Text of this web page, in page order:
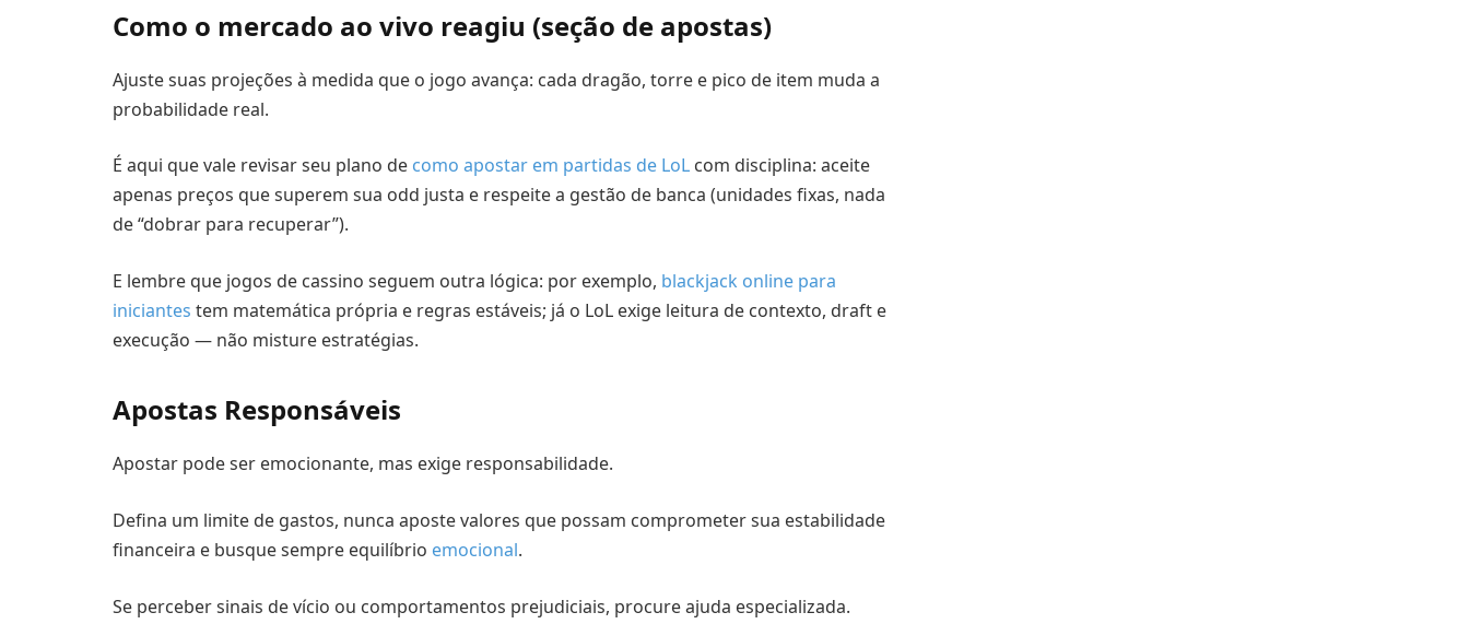
Como o mercado ao vivo reagiu (seção de apostas)
Ajuste suas projeções à medida que o jogo avança: cada dragão, torre e pico de item muda a
probabilidade real.
É aqui que vale revisar seu plano de como apostar em partidas de LoL com disciplina: aceite
apenas preços que superem sua odd justa e respeite a gestão de banca (unidades fixas, nada
de “dobrar para recuperar”).
E lembre que jogos de cassino seguem outra lógica: por exemplo, blackjack online para
iniciantes tem matemática própria e regras estáveis; já o LoL exige leitura de contexto, draft e
execução — não misture estratégias.
Apostas Responsáveis
Apostar pode ser emocionante, mas exige responsabilidade.
Defina um limite de gastos, nunca aposte valores que possam comprometer sua estabilidade
financeira e busque sempre equilíbrio emocional.
Se perceber sinais de vício ou comportamentos prejudiciais, procure ajuda especializada.